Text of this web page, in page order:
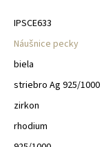
IPSCE633
Náušnice pecky
biela
striebro Ag 925/1000
zirkon
rhodium